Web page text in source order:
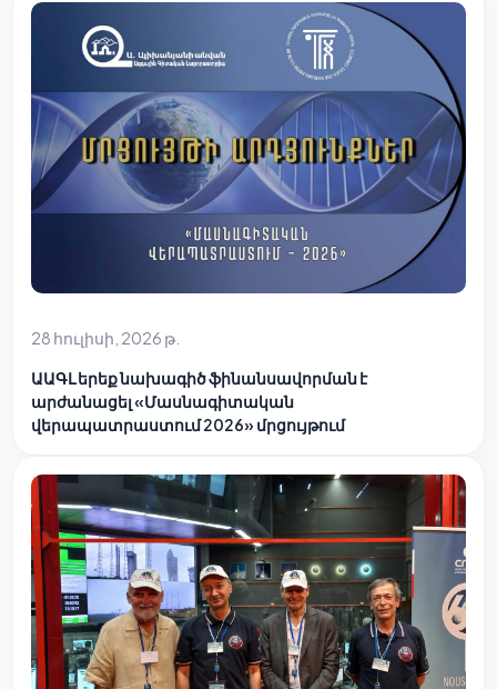
28 հուլիսի, 2026 թ.
ԱԱԳԼ երեք նախագիծ ֆինանսավորման է
արժանացել «Մասնագիտական
վերապատրաստում 2026» մրցույթում